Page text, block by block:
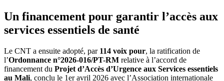
Un financement pour garantir l’accès aux
services essentiels de santé
Le CNT a ensuite adopté, par 114 voix pour, la ratification de
l’Ordonnance n°2026-016/PT-RM relative à l’accord de
financement du Projet d’Accès d’Urgence aux Services essentiels
au Mali, conclu le 1er avril 2026 avec l’Association internationale